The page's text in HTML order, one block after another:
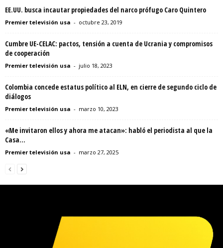
EE.UU. busca incautar propiedades del narco prófugo Caro Quintero
Premier televisión usa - octubre 23, 2019
Cumbre UE-CELAC: pactos, tensión a cuenta de Ucrania y compromisos
de cooperación
Premier televisión usa - julio 18, 2023
Colombia concede estatus político al ELN, en cierre de segundo ciclo de
diálogos
Premier televisión usa - marzo 10, 2023
«Me invitaron ellos y ahora me atacan»: habló el periodista al que la
Casa...
Premier televisión usa - marzo 27, 2025